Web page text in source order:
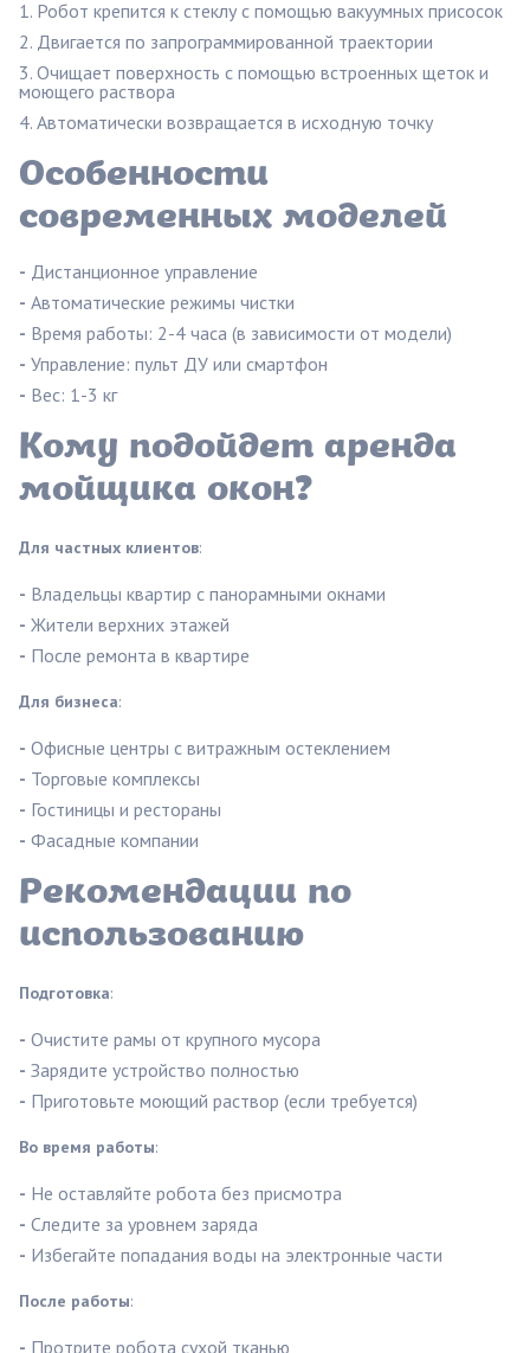
Робот крепится к стеклу с помощью вакуумных присосок
Двигается по запрограммированной траектории
Очищает поверхность с помощью встроенных щеток и
моющего раствора
Автоматически возвращается в исходную точку
Особенности
современных моделей
- Дистанционное управление
- Автоматические режимы чистки
- Время работы: 2-4 часа (в зависимости от модели)
- Управление: пульт ДУ или смартфон
- Вес: 1-3 кг
Кому подойдет аренда
мойщика окон?
Для частных клиентов:
- Владельцы квартир с панорамными окнами
- Жители верхних этажей
- После ремонта в квартире
Для бизнеса:
- Офисные центры с витражным остеклением
- Торговые комплексы
- Гостиницы и рестораны
- Фасадные компании
Рекомендации по
использованию
Подготовка:
- Очистите рамы от крупного мусора
- Зарядите устройство полностью
- Приготовьте моющий раствор (если требуется)
Во время работы:
- Не оставляйте робота без присмотра
- Следите за уровнем заряда
- Избегайте попадания воды на электронные части
После работы:
- Протрите робота сухой тканью